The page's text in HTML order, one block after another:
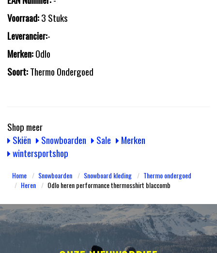
Voorraad:3 Stuks
Leverancier:-
Merken:Odlo
Soort:Thermo Ondergoed
Shop meer
Skiën
Snowboarden Sale
Merken
wintersportshop
Home Snowboarden Snowboard kleding
Thermo ondergoed
Heren
Odlo heren performance thermosshirt blaccomb